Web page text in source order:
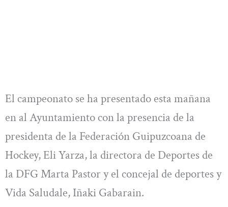
El campeonato se ha presentado esta mañana
en al Ayuntamiento con la presencia de la
presidenta de la Federación Guipuzcoana de
Hockey, Eli Yarza, la directora de Deportes de
la DFG Marta Pastor y el concejal de deportes y
Vida Saludale, Iñaki Gabarain.